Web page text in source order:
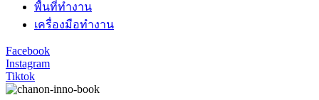
พื้นที่ทำงาน
เครื่องมือทำงาน
Facebook
Instagram
Tiktok